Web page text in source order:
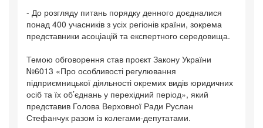
- До розгляду питань порядку денного доєдналися
понад 400 учасників з усіх регіонів країни, зокрема
представники асоціацій та експертного середовища.
Темою обговорення став проєкт Закону України
№6013 «Про особливості регулювання
підприємницької діяльності окремих видів юридичних
осіб та їх об’єднань у перехідний період», який
представив Голова Верховної Ради Руслан
Стефанчук разом із колегами-депутатами.